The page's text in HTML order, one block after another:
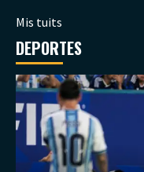
Mis tuits
DEPORTES